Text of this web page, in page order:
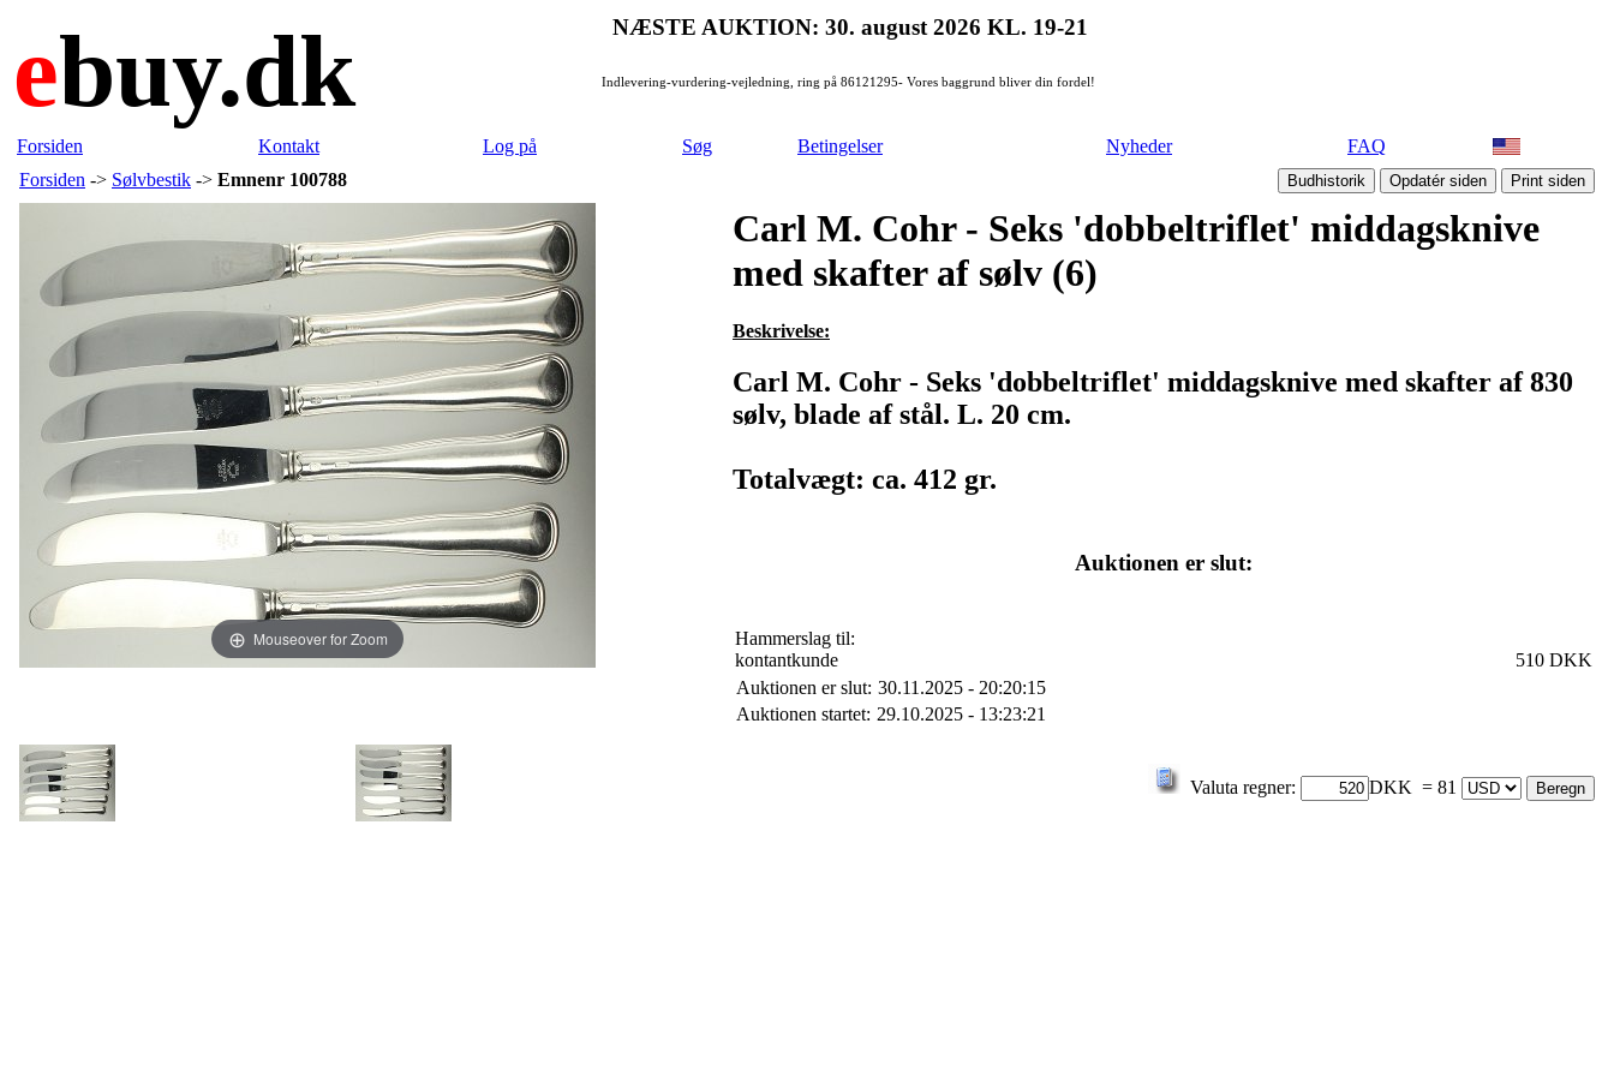
ebuy.dk NÆSTE AUKTION: 30. august 2026 KL. 19-21
Indlevering-vurdering-vejledning, ring på 86121295- Vores baggrund bliver din fordel!
Forsiden Kontakt Log på Søg Betingelser Nyheder
FAQ
Forsiden -> Sølvbestik -> Emnenr 100788
Mouseover for Zoom
Carl M. Cohr - Seks 'dobbeltriflet' middagsknive
med skafter af sølv (6)
Beskrivelse:
Carl M. Cohr - Seks 'dobbeltriflet' middagsknive med skafter af 830
sølv, blade af stål. L. 20 cm.
Totalvægt: ca. 412 gr.
Auktionen er slut:
Hammerslag til:
kontantkunde
510 DKK
Auktionen er slut: 30.11.2025 - 20:20:15
Auktionen startet: 29.10.2025 - 13:23:21
Valuta regner: DKK = 81